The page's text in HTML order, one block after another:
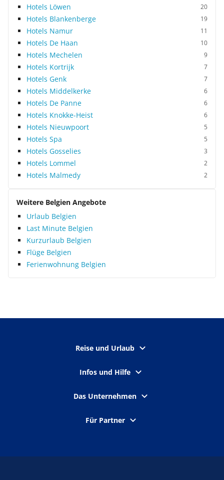
Hotels Löwen 20
Hotels Blankenberge 19
Hotels Namur 11
Hotels De Haan 10
Hotels Mechelen 9
Hotels Kortrijk 7
Hotels Genk 7
Hotels Middelkerke 6
Hotels De Panne 6
Hotels Knokke-Heist 6
Hotels Nieuwpoort 5
Hotels Spa 5
Hotels Gosselies 3
Hotels Lommel 2
Hotels Malmedy 2
Weitere Belgien Angebote
Urlaub Belgien
Last Minute Belgien
Kurzurlaub Belgien
Flüge Belgien
Ferienwohnung Belgien
Reise und Urlaub
Infos und Hilfe
Das Unternehmen
Für Partner